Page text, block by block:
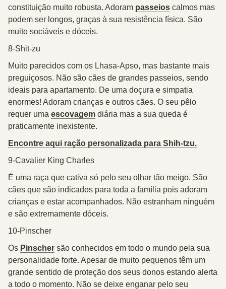
constituição muito robusta. Adoram passeios calmos mas
podem ser longos, graças à sua resistência física. São
muito sociáveis e dóceis.
8-Shit-zu
Muito parecidos com os Lhasa-Apso, mas bastante mais
preguiçosos. Não são cães de grandes passeios, sendo
ideais para apartamento. De uma doçura e simpatia
enormes! Adoram crianças e outros cães. O seu pêlo
requer uma escovagem diária mas a sua queda é
praticamente inexistente.
Encontre aqui ração personalizada para Shih-tzu.
9-Cavalier King Charles
É uma raça que cativa só pelo seu olhar tão meigo. São
cães que são indicados para toda a família pois adoram
crianças e estar acompanhados. Não estranham ninguém
e são extremamente dóceis.
10-Pinscher
Os Pinscher são conhecidos em todo o mundo pela sua
personalidade forte. Apesar de muito pequenos têm um
grande sentido de proteção dos seus donos estando alerta
a todo o momento. Não se deixe enganar pelo seu